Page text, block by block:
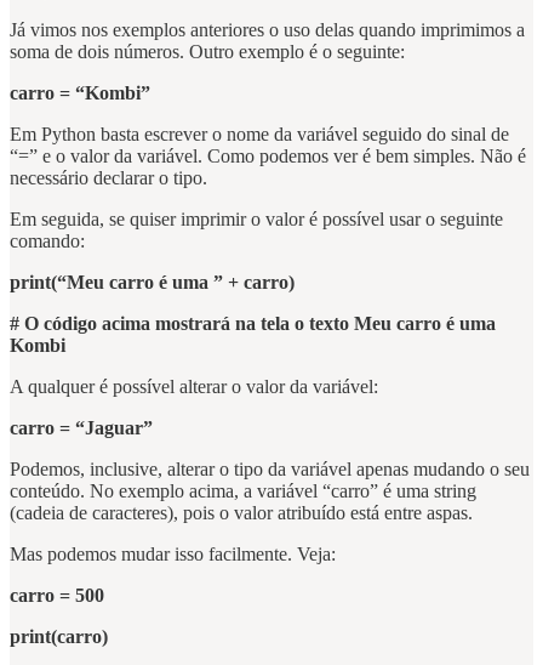
Já vimos nos exemplos anteriores o uso delas quando imprimimos a
soma de dois números. Outro exemplo é o seguinte:
carro = “Kombi”
Em Python basta escrever o nome da variável seguido do sinal de
“=” e o valor da variável. Como podemos ver é bem simples. Não é
necessário declarar o tipo.
Em seguida, se quiser imprimir o valor é possível usar o seguinte
comando:
print(“Meu carro é uma ” + carro)
# O código acima mostrará na tela o texto Meu carro é uma
Kombi
A qualquer é possível alterar o valor da variável:
carro = “Jaguar”
Podemos, inclusive, alterar o tipo da variável apenas mudando o seu
conteúdo. No exemplo acima, a variável “carro” é uma string
(cadeia de caracteres), pois o valor atribuído está entre aspas.
Mas podemos mudar isso facilmente. Veja:
carro = 500
print(carro)